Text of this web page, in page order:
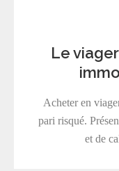
Le
Acheter en
pari risqué.
et de